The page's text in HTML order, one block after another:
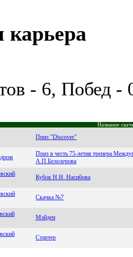
карьера
- 6, Побед
Название
Приз "Discover"
Приз в честь 75-летия тренера
А.П.Белозерова
Кубок Н.Н. Насибова
Скачка №7
Мэйден
Стартер